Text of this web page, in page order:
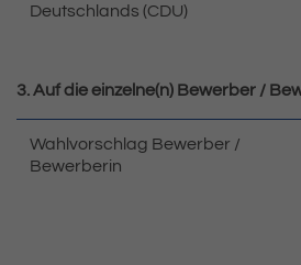
Deutschlands (CDU)
3. Auf die einzelne(n) Bewerber /
Wahlvorschlag Bewerber /
Bewerberin